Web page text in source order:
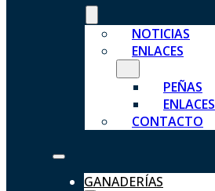
NOTICIAS
ENLACES
PEÑAS
ENLACES
CONTACTO
GANADERÍAS